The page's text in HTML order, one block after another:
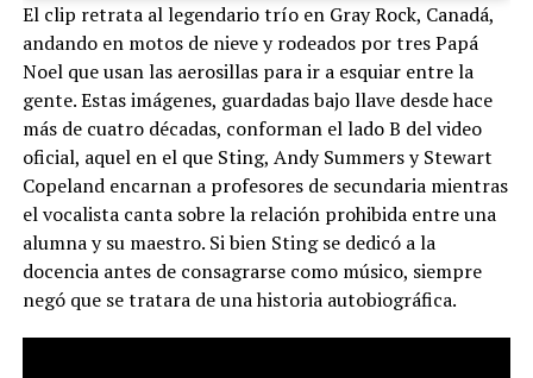
El clip retrata al legendario trío en Gray Rock, Canadá,
andando en motos de nieve y rodeados por tres Papá
Noel que usan las aerosillas para ir a esquiar entre la
gente. Estas imágenes, guardadas bajo llave desde hace
más de cuatro décadas, conforman el lado B del video
oficial, aquel en el que Sting, Andy Summers y Stewart
Copeland encarnan a profesores de secundaria mientras
el vocalista canta sobre la relación prohibida entre una
alumna y su maestro. Si bien Sting se dedicó a la
docencia antes de consagrarse como músico, siempre
negó que se tratara de una historia autobiográfica.